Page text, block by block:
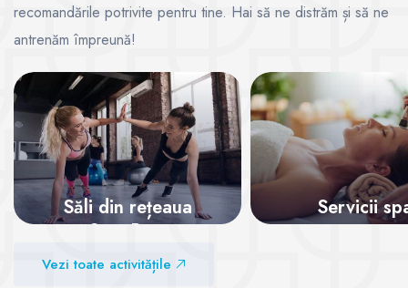
recomandările potrivite pentru tine. Hai să ne distrăm și să ne
antrenăm împreună!
Săli din rețeaua
SanoPass
Servicii
Vezi toate activitățile